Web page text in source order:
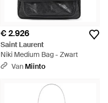
€ 2.926
Saint Laurent
Niki Medium Bag - Zwart
Van Miinto